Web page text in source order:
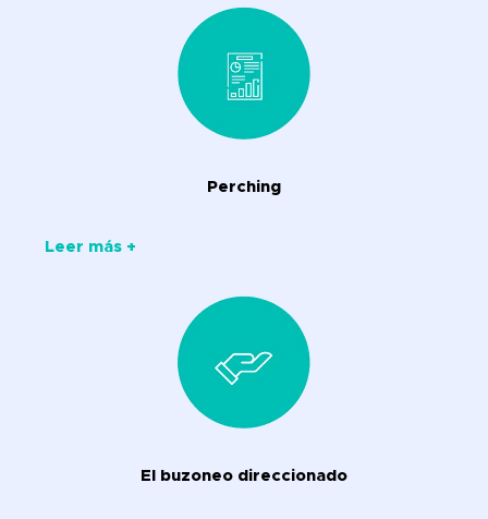
Perching
Leer más +
El buzoneo direccionado